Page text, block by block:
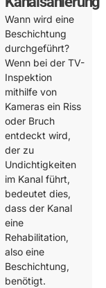
Wann wird eine
Beschichtung
durchgeführt?
Wenn bei der TV-
Inspektion
mithilfe von
Kameras ein Riss
oder Bruch
entdeckt wird,
der zu
Undichtigkeiten
im Kanal führt,
bedeutet dies,
dass der Kanal
eine
Rehabilitation,
also eine
Beschichtung,
benötigt.